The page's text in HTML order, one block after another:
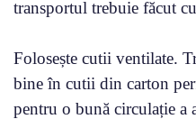
transportul trebuie făcut
Folosește cutii ventilate.
bine în cutii din carton
pentru o bună circulație a